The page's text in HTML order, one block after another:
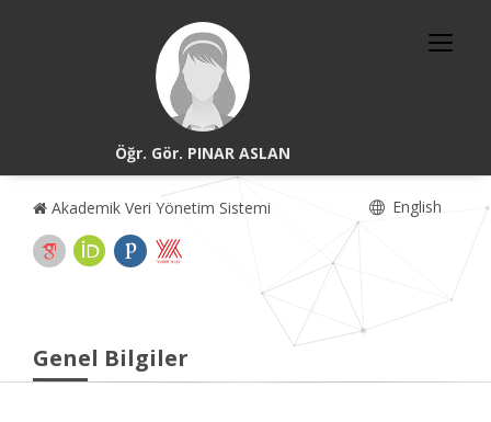
Öğr. Gör. PINAR ASLAN
Akademik Veri Yönetim Sistemi English
Genel Bilgiler